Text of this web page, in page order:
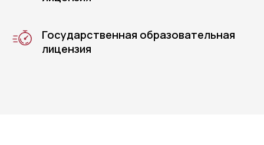
Государственная образовательная
лицензия